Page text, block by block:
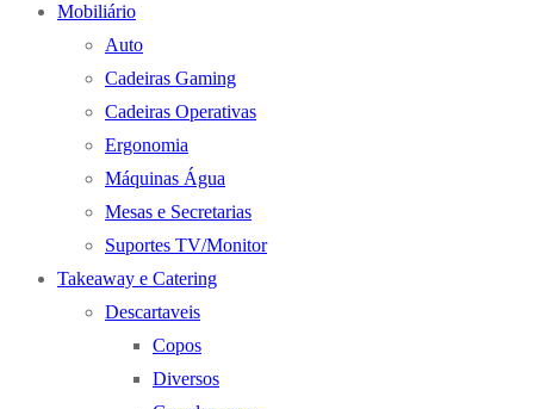
Mobiliário
Auto
Cadeiras Gaming
Cadeiras Operativas
Ergonomia
Máquinas Água
Mesas e Secretarias
Suportes TV/Monitor
Takeaway e Catering
Descartaveis
Copos
Diversos